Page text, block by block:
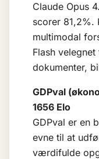
Claude Opus
scorer 81,2%.
multimodal
Flash
dokumenter,
GDPval
1656 Elo
GDPval er en
evne til at
værdifulde